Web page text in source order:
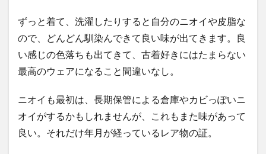
ずっと着て、洗濯したりすると自分のニオイや皮脂な
ので、どんどん馴染んできて良い味が出てきます。良
い感じの色落ちも出てきて、古着好きにはたまらない
最高のウェアになること間違いなし。
ニオイも最初は、長期保管による倉庫やカビっぽいニ
オイがするかもしれませんが、これもまた味があって
良い。それだけ年月が経っているレア物の証。